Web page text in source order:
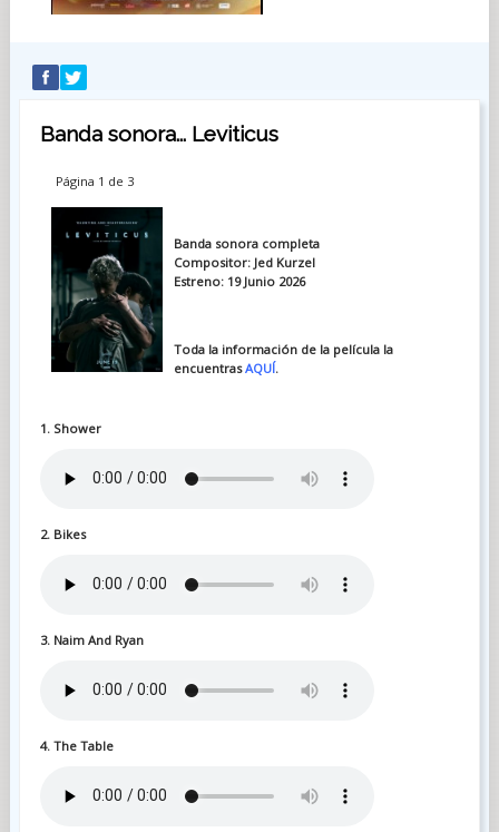
Banda sonora... Leviticus
Página 1 de 3
Banda sonora completa
Compositor: Jed Kurzel
Estreno: 19 Junio 2026
Toda la información de la película la
encuentrasAQUÍ.
1. Shower
2. Bikes
3. Naim And Ryan
4. The Table